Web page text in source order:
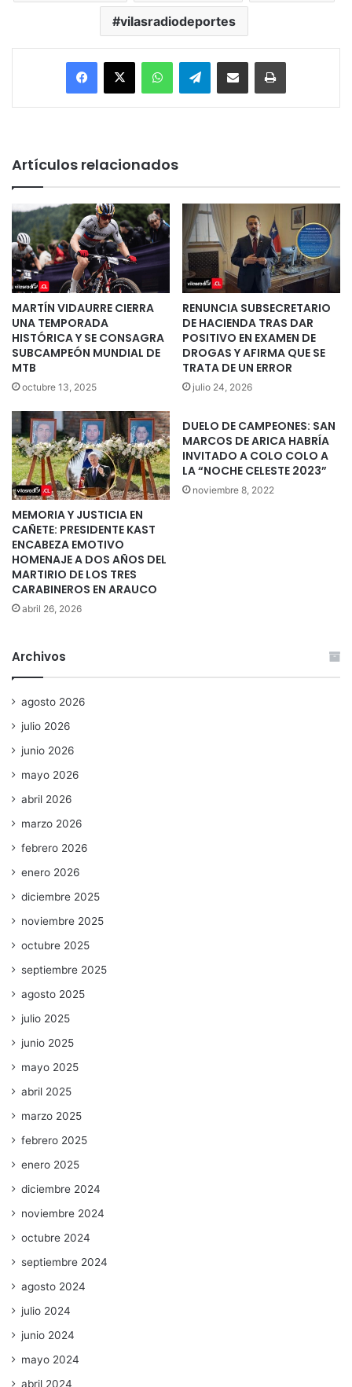
vilasradiodeportes
Facebook
X WhatsAppTelegramEnviar vía email Imprimir
Artículos relacionados
MARTÍN VIDAURRE CIERRA
UNA TEMPORADA
HISTÓRICA Y SE CONSAGRA
SUBCAMPEÓN MUNDIAL DE
MTB
octubre 13, 2025
RENUNCIA SUBSECRETARIO
DE HACIENDA TRAS DAR
POSITIVO EN EXAMEN DE
DROGAS Y AFIRMA QUE SE
TRATA DE UN ERROR
julio 24, 2026
MEMORIA Y JUSTICIA EN
CAÑETE: PRESIDENTE KAST
ENCABEZA EMOTIVO
HOMENAJE A DOS AÑOS DEL
MARTIRIO DE LOS TRES
CARABINEROS EN ARAUCO
abril 26, 2026
DUELO DE CAMPEONES: SAN
MARCOS DE ARICA HABRÍA
INVITADO A COLO COLO A
LA “NOCHE CELESTE 2023”
noviembre 8, 2022
Archivos
agosto 2026
julio 2026
junio 2026
mayo 2026
abril 2026
marzo 2026
febrero 2026
enero 2026
diciembre 2025
noviembre 2025
octubre 2025
septiembre 2025
agosto 2025
julio 2025
junio 2025
mayo 2025
abril 2025
marzo 2025
febrero 2025
enero 2025
diciembre 2024
noviembre 2024
octubre 2024
septiembre 2024
agosto 2024
julio 2024
junio 2024
mayo 2024
abril 2024